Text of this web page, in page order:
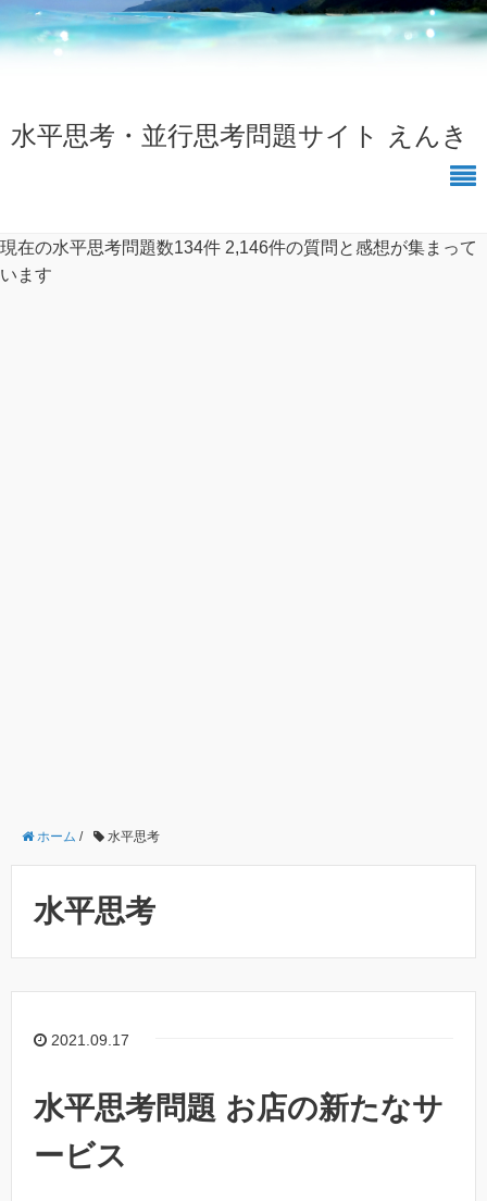
水平思考・並行思考問題サイト えんき
現在の水平思考問題数134件 2,146件の質問と感想が集まって
います
ホーム / 水平思考
水平思考
2021.09.17
水平思考問題 お店の新たなサ
ービス